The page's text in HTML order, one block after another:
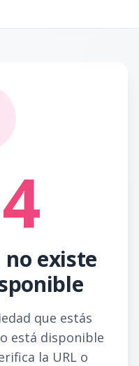
existe
que estás
está disponible
la URL o